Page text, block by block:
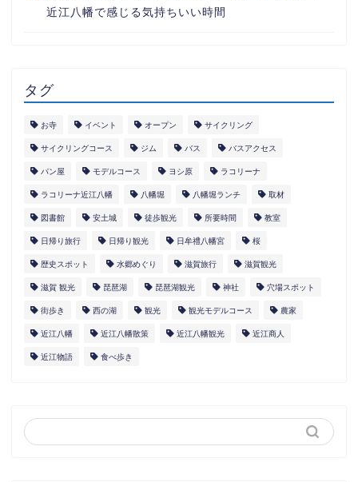
近江八幡で感じる気持ちいい時間
タグ
お寺 イベント オープン サイクリング
サイクリングコース ジム バス バスアクセス
パン屋 モデルコース ヨシ原 ラコリーナ
ラコリーナ近江八幡 八幡堀 八幡堀ランチ 取材
図書館 安土城 徒歩観光 所要時間 教室
日帰り旅行 日帰り観光 日牟禮八幡宮 桜
歴史スポット 水郷めぐり 滋賀旅行 滋賀観光
滋賀 観光 琵琶湖 琵琶湖観光 神社 穴場スポット
街歩き 西の湖 観光 観光モデルコース 農家
近江八幡 近江八幡散策 近江八幡観光 近江商人
近江物語 食べ歩き